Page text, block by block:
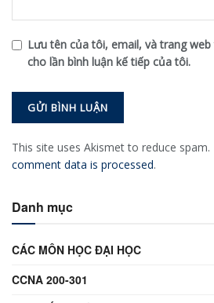
Lưu tên của tôi, email, và trang
cho lần bình luận kế tiếp của tôi.
This site uses Akismet to reduce spam.
comment data is processed.
Danh mục
CÁC MÔN HỌC ĐẠI HỌC
CCNA 200-301